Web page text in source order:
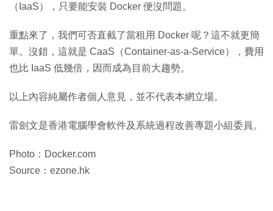
（IaaS），只要能安裝 Docker 便沒問題。
重點來了，我們可否直截了當租用 Docker 呢？這不就更簡
單。沒錯，這就是 CaaS（Container-as-a-Service），費用
也比 IaaS 低幾倍，因而成為目前大趨勢。
以上內容純屬作者個人意見，並不代表本網立場。
雷劍文是香港電腦學會軟件及系統過程改善專題小組委員。
Photo：Docker.com
Source：ezone.hk